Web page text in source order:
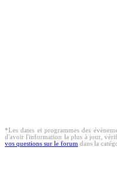
*Les dates et programmes des
d'avoir l'information la plus à jour,
vos questions sur le forum dans la